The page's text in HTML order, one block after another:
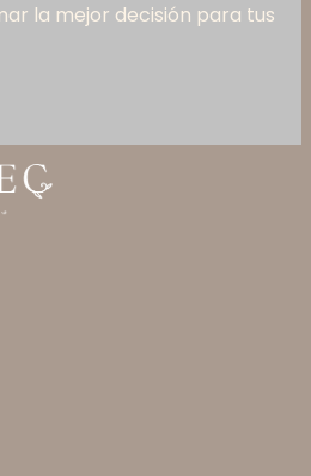
la mejor decisión para tus